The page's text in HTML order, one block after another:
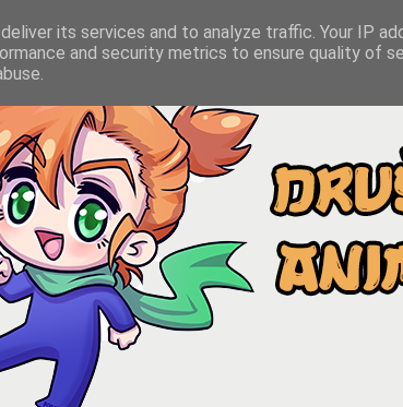
its services and to analyze traffic. Your IP
and security metrics to ensure quality of